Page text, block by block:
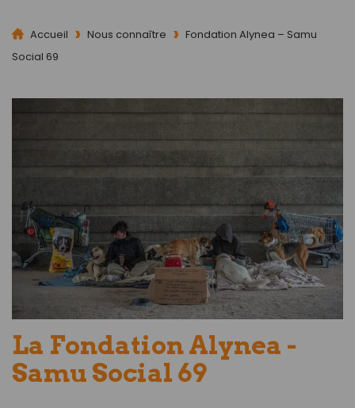
Accueil Nous connaître
Fondation Alynea – Samu
Social 69
La Fondation Alynea -
Samu Social 69